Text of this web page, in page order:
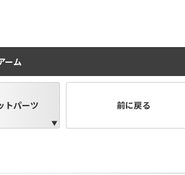
ーム
トパーツ 前に戻る